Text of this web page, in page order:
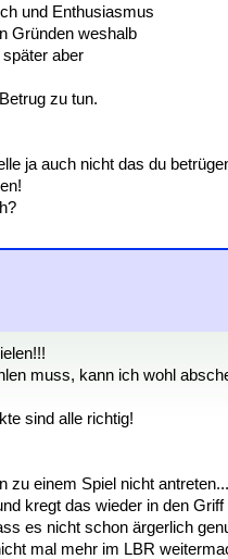
und Enthusiasmus
Gründen weshalb
aber
zu tun.
ja auch nicht das du
muss, kann ich wohl
sind alle richtig!
zu einem Spiel nicht
kregt das wieder in den
es nicht schon ärgerlich
mal mehr im LBR